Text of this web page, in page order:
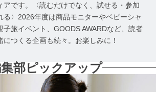
アです。〈読むだけでなく、試せる・参加
る〉2026年度は商品モニターやベビーシャ
子旅イベント、GOODS AWARDなど、読者
につくる企画も続々。お楽しみに！
部ピックアップ